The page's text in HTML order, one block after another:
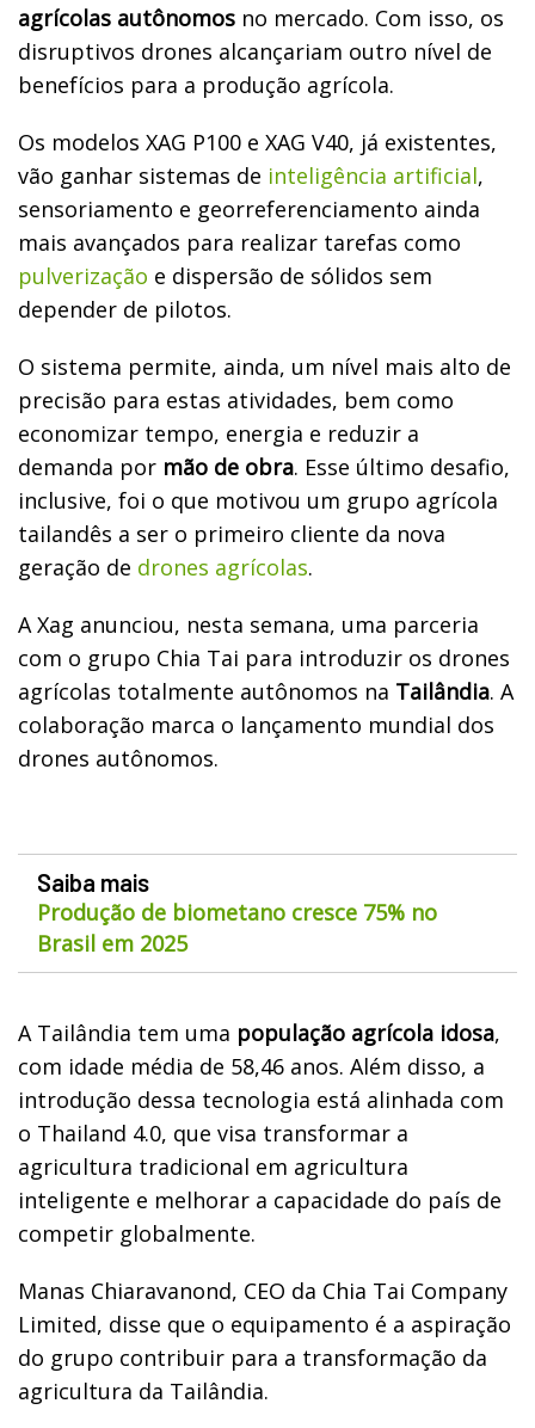
agrícolas autônomos no mercado. Com isso, os
disruptivos drones alcançariam outro nível de
benefícios para a produção agrícola.
Os modelos XAG P100 e XAG V40, já existentes,
vão ganhar sistemas de inteligência artificial,
sensoriamento e georreferenciamento ainda
mais avançados para realizar tarefas como
pulverização e dispersão de sólidos sem
depender de pilotos.
O sistema permite, ainda, um nível mais alto de
precisão para estas atividades, bem como
economizar tempo, energia e reduzir a
demanda por mão de obra. Esse último desafio,
inclusive, foi o que motivou um grupo agrícola
tailandês a ser o primeiro cliente da nova
geração de drones agrícolas.
A Xag anunciou, nesta semana, uma parceria
com o grupo Chia Tai para introduzir os drones
agrícolas totalmente autônomos na Tailândia. A
colaboração marca o lançamento mundial dos
drones autônomos.
Saiba mais
Produção de biometano cresce 75% no
Brasil em 2025
A Tailândia tem uma população agrícola idosa,
com idade média de 58,46 anos. Além disso, a
introdução dessa tecnologia está alinhada com
o Thailand 4.0, que visa transformar a
agricultura tradicional em agricultura
inteligente e melhorar a capacidade do país de
competir globalmente.
Manas Chiaravanond, CEO da Chia Tai Company
Limited, disse que o equipamento é a aspiração
do grupo contribuir para a transformação da
agricultura da Tailândia.